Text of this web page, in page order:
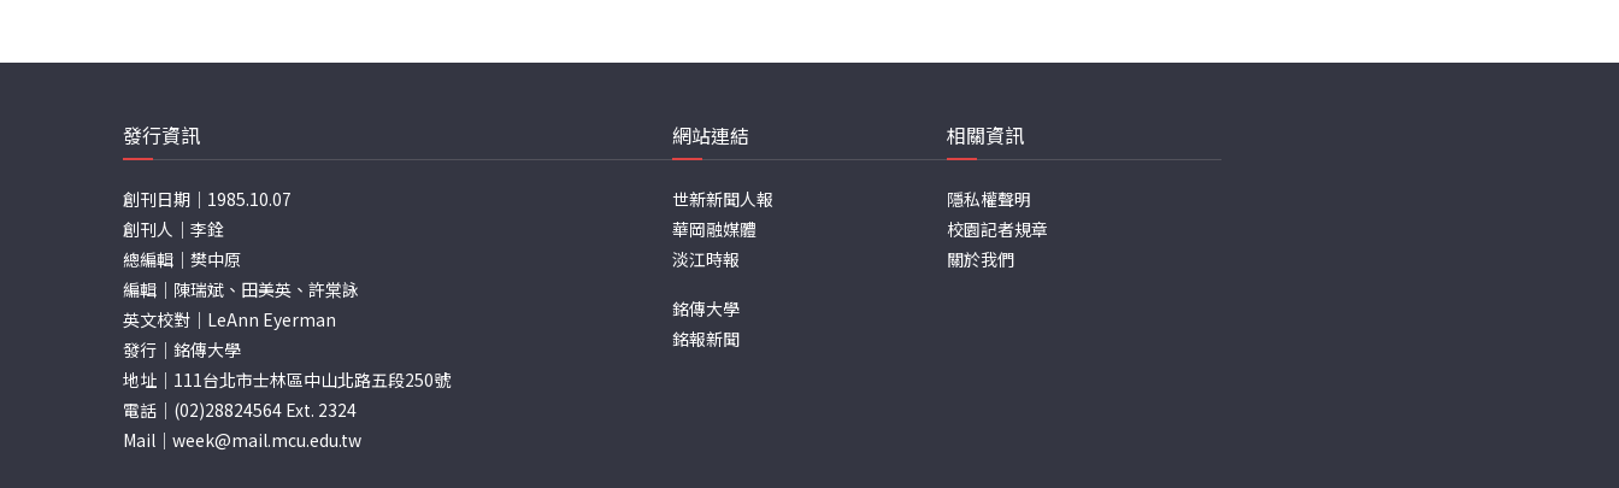
發行資訊
創刊日期｜1985.10.07
創刊人｜李銓
總編輯｜樊中原
編輯｜陳瑞斌、田美英、許棠詠
英文校對｜LeAnn Eyerman
發行｜銘傳大學
地址｜111台北市士林區中山北路五段250號
電話｜(02)28824564 Ext. 2324
Mail｜ week@mail.mcu.edu.tw
網站連結
世新新聞人報
華岡融媒體
淡江時報
銘傳大學
銘報新聞
相關資訊
隱私權聲明
校園記者規章
關於我們